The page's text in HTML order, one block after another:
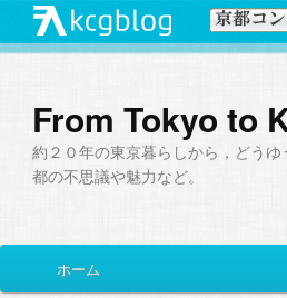
From Tokyo to
約２０年の東京暮らしから，どう
都の不思議や魅力など。
イ
メ
サ
ホーム